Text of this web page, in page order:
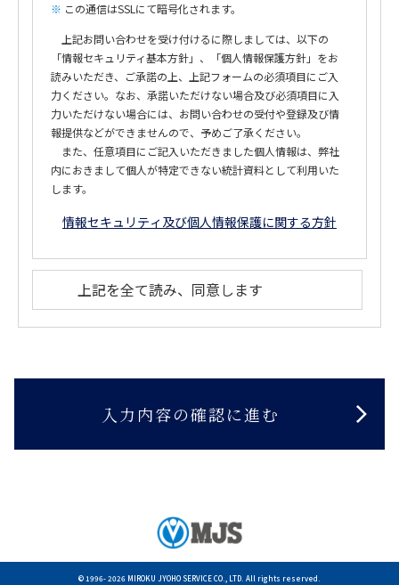
この通信はSSLにて暗号化されます。
上記お問い合わせを受け付けるに際しましては、以下の
「情報セキュリティ基本方針」、「個人情報保護方針」をお
読みいただき、ご承諾の上、上記フォームの必須項目にご入
力ください。なお、承諾いただけない場合及び必須項目に入
力いただけない場合には、お問い合わせの受付や登録及び情
報提供などができませんので、予めご了承ください。
また、任意項目にご記入いただきました個人情報は、弊社
内におきまして個人が特定できない統計資料として利用いた
します。
情報セキュリティ及び個人情報保護に関する方針
上記を全て読み、同意します
© 1996-2026 MIROKU JYOHO SERVICE CO., LTD. All rights reserved.